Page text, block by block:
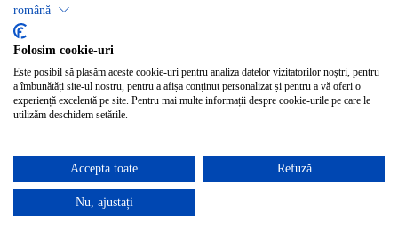
română
Folosim cookie-uri
Este posibil să plasăm aceste cookie-uri pentru analiza datelor vizitatorilor noștri, pentru
a îmbunătăți site-ul nostru, pentru a afișa conținut personalizat și pentru a vă oferi o
experiență excelentă pe site. Pentru mai multe informații despre cookie-urile pe care le
utilizăm deschidem setările.
Accepta toate Refuză
Nu, ajustați